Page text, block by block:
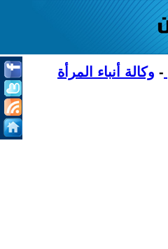
- وكالة أنباء المرأة